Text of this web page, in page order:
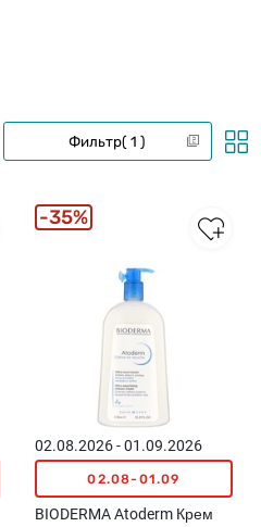
Фильтр 1
02.08.2026 - 01.09.2026
02.08-01.09
BIODERMA Atoderm Крем
35%